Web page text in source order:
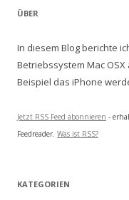
ÜBER
In diesem Blog berichte
Betriebssystem Mac
Beispiel das iPhone
Jetzt RSS Feed abonnieren -
Feedreader. Was ist RSS?
KATEGORIEN